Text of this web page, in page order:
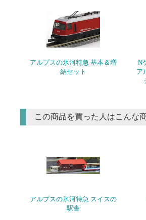
アルプスの氷河特急 基本＆増
結セット
N
ア
この商品を買った人はこんな
アルプスの氷河特急 スイスの
駅舎